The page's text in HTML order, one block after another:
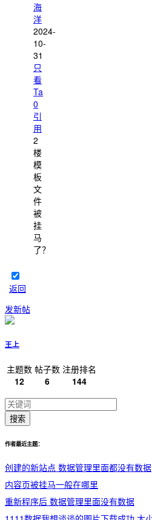
海
洋
2024-
10-
31
只
看
Ta
0
引
用
2
楼
模
板
文
件
被
挂
马
了？
返回
发新帖
王上
主题数
12
帖子数
6
注册排名
144
搜索
作者最近主题：
创建的新站点 数据管理里面都没有数据
内容页被挂马一般在哪里
重新程序后 数据管理里面没有数据